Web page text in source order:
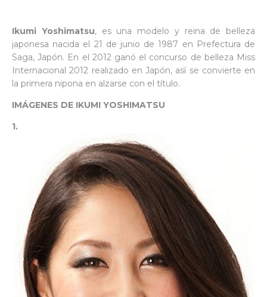
Ikumi Yoshimatsu, es una modelo y reina de belleza
japonesa nacida el 21 de junio de 1987 en Prefectura de
Saga, Japón. En el 2012 ganó el concurso de belleza Miss
Internacional 2012 realizado en Japón, así se convierte en
la primera nipona en alzarse con el título.
IMÁGENES DE IKUMI YOSHIMATSU
1.